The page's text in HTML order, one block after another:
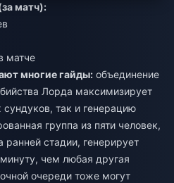
матч):
матче
многие гайды: объединение
Лорда максимизирует
так и генерацию
группа из пяти человек,
ранней стадии, генерирует
чем любая другая
очереди тоже могут